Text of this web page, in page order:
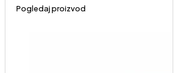
Pogledaj proizvod